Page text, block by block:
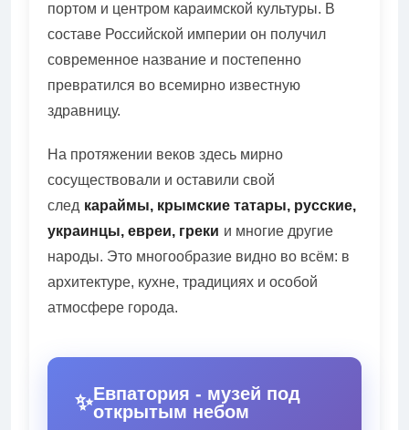
портом и центром караимской культуры. В
составе Российской империи он получил
современное название и постепенно
превратился во всемирно известную
здравницу.
На протяжении веков здесь мирно
сосуществовали и оставили свой
след караймы, крымские татары, русские,
украинцы, евреи, греки и многие другие
народы. Это многообразие видно во всём: в
архитектуре, кухне, традициях и особой
атмосфере города.
Евпатория - музей под
открытым небом